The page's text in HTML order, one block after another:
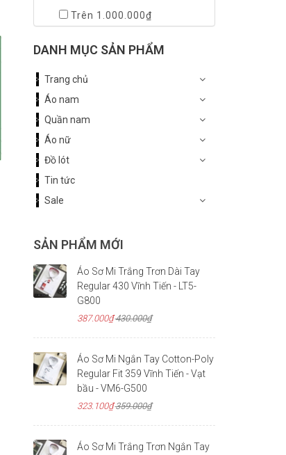
Trên 1.000.000₫
DANH MỤC SẢN PHẨM
Trang chủ
Áo nam
Quần nam
Áo nữ
Đồ lót
Tin tức
Sale
SẢN PHẨM MỚI
Áo Sơ Mi Trắng Trơn Dài Tay
Regular 430 Vĩnh Tiến - LT5-
G800
387.000₫430.000₫
Áo Sơ Mi Ngắn Tay Cotton-Poly
Regular Fit 359 Vĩnh Tiến - Vạt
bầu - VM6-G500
323.100₫359.000₫
Áo Sơ Mi Trắng Trơn Ngắn Tay